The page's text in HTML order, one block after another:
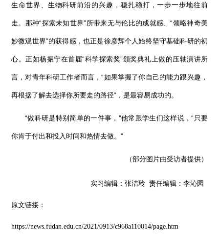
生命世界、生物科研前沿的兴趣，稳扎稳打，一步一步地往前
走。那种“探索未知世界”所带来无与伦比的成就感、“领略神奇美
妙微观世界”的获得感，也正是徐彦辉个人始终坚守基础科研的初
心。正如杨振宁在首届“科学探索奖”颁奖典礼上做的压轴演讲所
言，对青年科研工作者而言，“如果掌握了你自己的能力跟兴趣，
再根据了解去选择你所要走的路径”，是最容易成功的。
“做科研是特别简单的一件事，”他常跟学生们这样说，“只要
你肯于付出和投入时间和热情去做。”
（部分图片由受访者提供）
实习编辑：张洁玲 责任编辑：李沁园
原文链接：
https://news.fudan.edu.cn/2021/0913/c968a110014/page.htm